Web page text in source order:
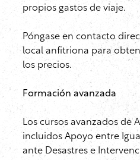
propios gastos de viaje.
Póngase en contacto
local anfitriona para
los precios.
Formación avanzada
Los cursos avanzados de
incluidos Apoyo entre
ante Desastres e